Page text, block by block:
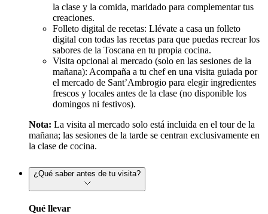
la clase y la comida, maridado para complementar tus
creaciones.
Folleto digital de recetas: Llévate a casa un folleto
digital con todas las recetas para que puedas recrear los
sabores de la Toscana en tu propia cocina.
Visita opcional al mercado (solo en las sesiones de la
mañana): Acompaña a tu chef en una visita guiada por
el mercado de Sant’Ambrogio para elegir ingredientes
frescos y locales antes de la clase (no disponible los
domingos ni festivos).
Nota: La visita al mercado solo está incluida en el tour de la
mañana; las sesiones de la tarde se centran exclusivamente en
la clase de cocina.
¿Qué saber antes de tu visita?
Qué llevar